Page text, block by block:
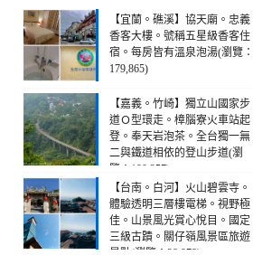
【宜蘭。礁溪】協天廟。忠義
香客大樓。號稱五星級香客住
宿。每房皆有溫泉泡湯(瀏覽：
179,865)
【嘉義。竹崎】獨立山國家步
道Ｏ型環走。樟腦寮火車站起
登。奉天岩泡茶。全台獨一無
二與鐵道相依的登山步道(瀏
覽：190,257)
【台南。白河】火山碧雲寺。
體驗透明三層樓電梯。視野極
佳。山景風光賞心悅目。國定
三級古蹟。關仔嶺風景區旅遊